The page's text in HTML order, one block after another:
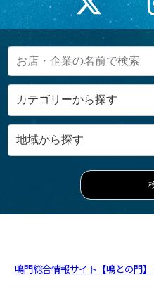
鳴門総合情報サイト【鳴との門】